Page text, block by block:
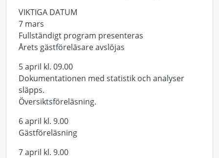
VIKTIGA DATUM
7 mars
Fullständigt program presenteras
Årets gästföreläsare avslöjas
5 april kl. 09.00
Dokumentationen med statistik och analyser
släpps.
Översiktsföreläsning.
6 april kl. 9.00
Gästföreläsning
7 april kl. 9.00